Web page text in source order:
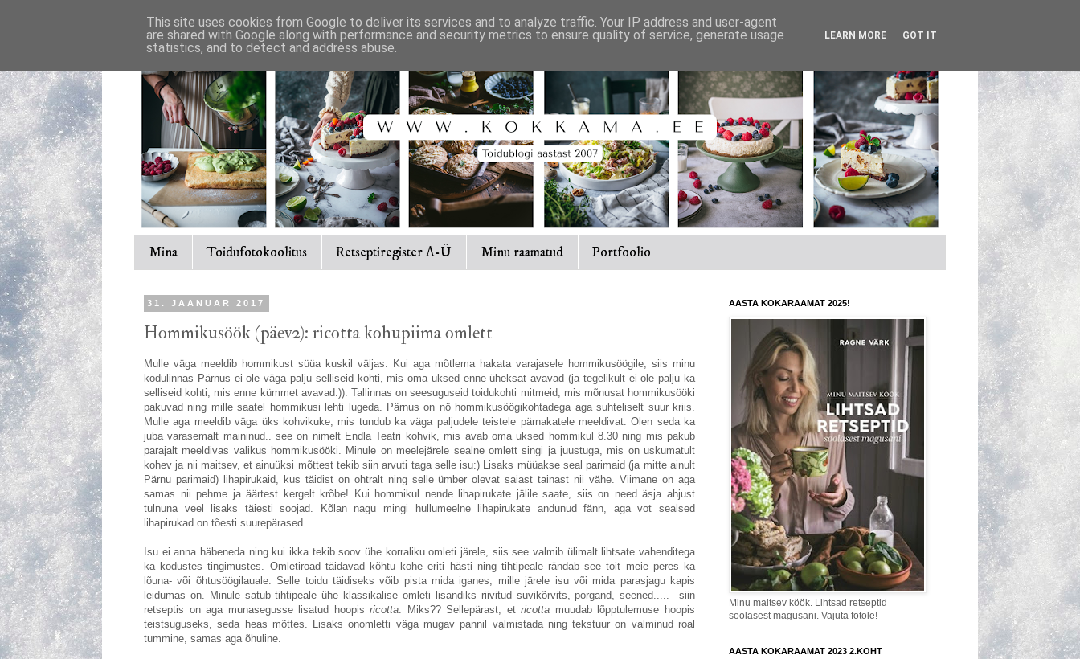
Mina Toidufotokoolitus Retseptiregister A-Ü Minu raamatud Portfoolio
31. JAANUAR 2017
Hommikusöök (päev2): ricotta kohupiima omlett
Mulle väga meeldib hommikust süüa kuskil väljas. Kui aga mõtlema hakata varajasele hommikusöögile, siis minu
kodulinnas Pärnus ei ole väga palju selliseid kohti, mis oma uksed enne üheksat avavad (ja tegelikult ei ole palju ka
selliseid kohti, mis enne kümmet avavad:)). Tallinnas on seesuguseid toidukohti mitmeid, mis mõnusat hommikusööki
pakuvad ning mille saatel hommikusi lehti lugeda. Pärnus on nö hommikusöögikohtadega aga suhteliselt suur kriis.
Mulle aga meeldib väga üks kohvikuke, mis tundub ka väga paljudele teistele pärnakatele meeldivat. Olen seda ka
juba varasemalt maininud.. see on nimelt Endla Teatri kohvik, mis avab oma uksed hommikul 8.30 ning mis pakub
parajalt meeldivas valikus hommikusööki. Minule on meelejärele sealne omlett singi ja juustuga, mis on uskumatult
kohev ja nii maitsev, et ainuüksi mõttest tekib siin arvuti taga selle isu:) Lisaks müüakse seal parimaid (ja mitte ainult
Pärnu parimaid) lihapirukaid, kus täidist on ohtralt ning selle ümber olevat saiast tainast nii vähe. Viimane on aga
samas nii pehme ja äärtest kergelt krõbe! Kui hommikul nende lihapirukate jälile saate, siis on need äsja ahjust
tulnuna veel lisaks täiesti soojad. Kõlan nagu mingi hullumeelne lihapirukate andunud fänn, aga vot sealsed
lihapirukad on tõesti suurepärased.
Isu ei anna häbeneda ning kui ikka tekib soov ühe korraliku omleti järele, siis see valmib ülimalt lihtsate vahenditega
ka kodustes tingimustes. Omletiroad täidavad kõhtu kohe eriti hästi ning tihtipeale rändab see toit meie peres ka
lõuna- või õhtusöögilauale. Selle toidu täidiseks võib pista mida iganes, mille järele isu või mida parasjagu kapis
leidumas on. Minule satub tihtipeale ühe klassikalise omleti lisandiks riivitud suvikõrvits, porgand, seened..... siin
retseptis on aga munasegusse lisatud hoopisricotta. Miks?? Sellepärast, etricotta muudab lõpptulemuse hoopis
teistsuguseks, seda heas mõttes. Lisaks onomletti väga mugav pannil valmistada ning tekstuur on valminud roal
tummine, samas aga õhuline.
AASTA KOKARAAMAT 2025!
Minu maitsev köök. Lihtsad retseptid
soolasest magusani. Vajuta fotole!
AASTA KOKARAAMAT 2023 2.KOHT
This site uses cookies from Google to deliver its services and to analyze traffic. Your IP address and user-agent
are shared with Google along with performance and security metrics to ensure quality of service, generate usage
statistics, and to detect and address abuse.
LEARN MORE GOT IT